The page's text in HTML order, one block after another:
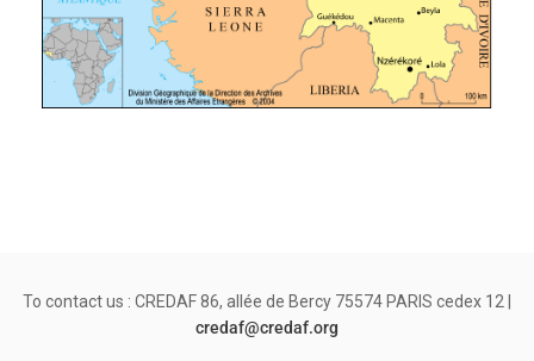
To contact us : CREDAF 86, allée de Bercy 75574 PARIS cedex 12 |
credaf@credaf.org